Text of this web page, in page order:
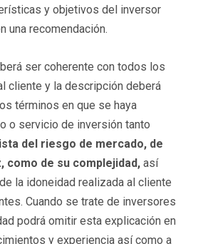
y objetivos del inversor
una recomendación.
ser coherente con todos los
cliente y la descripción deberá
términos en que se haya
o servicio de inversión tanto
del riesgo de mercado, de
como de su complejidad, así
la idoneidad realizada al cliente
Cuando se trate de inversores
podrá omitir esta explicación en
y experiencia así como a